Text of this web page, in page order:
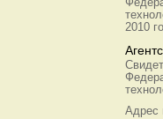
2010
Адрес